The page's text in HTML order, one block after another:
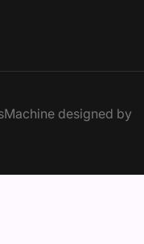
designed by